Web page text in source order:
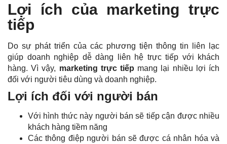
Lợi ích của marketing trực
tiếp
Do sự phát triển của các phương tiện thông tin liên lạc
giúp doanh nghiệp dễ dàng liên hệ trực tiếp với khách
hàng. Vì vậy, marketing trực tiếp mang lại nhiều lợi ích
đối với người tiêu dùng và doanh nghiệp.
Lợi ích đối với người bán
Với hình thức này người bán sẽ tiếp cận được nhiều
khách hàng tiềm năng
Các thông điệp người bán sẽ được cá nhân hóa và